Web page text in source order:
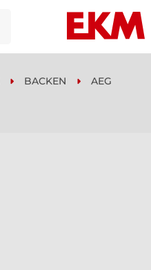
BACKEN
AEG